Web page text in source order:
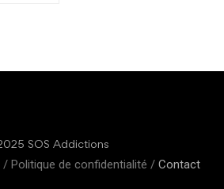
SOS Addictions
/ Politique de confidentialité / Contact